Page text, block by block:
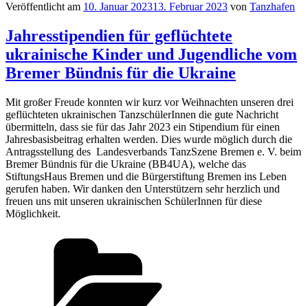
Veröffentlicht am 10. Januar 202313. Februar 2023 von Tanzhafen
Jahresstipendien für geflüchtete
ukrainische Kinder und Jugendliche vom
Bremer Bündnis für die Ukraine
Mit großer Freude konnten wir kurz vor Weihnachten unseren drei
geflüchteten ukrainischen TanzschülerInnen die gute Nachricht
übermitteln, dass sie für das Jahr 2023 ein Stipendium für einen
Jahresbasisbeitrag erhalten werden. Dies wurde möglich durch die
Antragsstellung des Landesverbands TanzSzene Bremen e. V. beim
Bremer Bündnis für die Ukraine (BB4UA), welche das
StiftungsHaus Bremen und die Bürgerstiftung Bremen ins Leben
gerufen haben. Wir danken den Unterstützern sehr herzlich und
freuen uns mit unseren ukrainischen SchülerInnen für diese
Möglichkeit.